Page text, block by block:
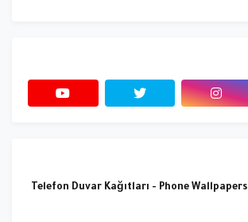
Telefon Duvar Kağıtları - Phone Wallpapers